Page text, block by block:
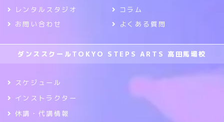
レンタルスタジオ
コラム
お問い合わせ
よくある質問
ダンススクールTOKYO STEPS ARTS 高田馬場校
スケジュール
インストラクター
休講・代講情報